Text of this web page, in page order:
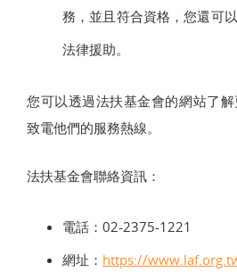
務，並且符合資格，您還可
法律援助。
您可以透過法扶基金會的網站了
致電他們的服務熱線。
法扶基金會聯絡資訊：
電話：02-2375-1221
網址： https://